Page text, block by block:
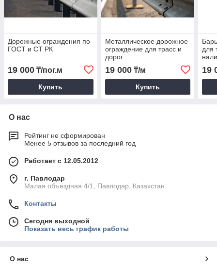
Дорожные ограждения по
ГОСТ и СТ РК
19 000 ₸/пог.м
Купить
Металлическое дорожное
ограждение для трасс и
дорог
19 000₸/м
Купить
для
19
О нас
Рейтинг не сформирован
Менее 5 отзывов за последний год
Работает с 12.05.2012
г. Павлодар
Малая объездная 4/1, Павлодар, Казахстан
Контакты
Сегодня выходной
Показать весь график работы
О нас